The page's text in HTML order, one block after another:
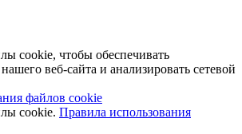
cookie, чтобы обеспечивать
веб-сайта и анализировать сетевой
файлов cookie
cookie. Правила использования